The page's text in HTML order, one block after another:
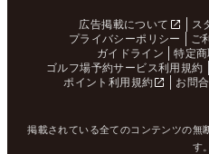
広告掲載について ス
プライバシーポリシー
ご
ガイドライン
特定
ゴルフ場予約サービス利用規約
ポイント利用規約
お問
掲載されている全てのコンテンツの無
す。